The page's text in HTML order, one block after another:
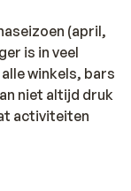
(april,
is in veel
winkels, bars
niet altijd druk
activiteiten